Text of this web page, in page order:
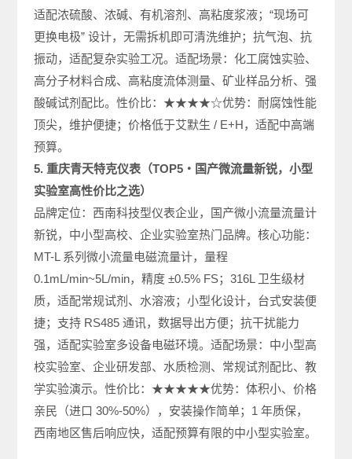
适配浓硫酸、浓碱、有机溶剂、高粘度浆液；“现场可
更换电极” 设计，无需拆机即可清洗维护；抗气泡、抗
振动，适配复杂实验工况。适配场景：化工腐蚀实验、
高分子材料合成、高粘度流体测量、矿业样品分析、强
酸碱试剂配比。性价比：★★★★☆优势：耐腐蚀性能
顶尖，维护便捷；价格低于艾默生 / E+H，适配中高端
预算。
5. 重庆青天特克仪表（TOP5・国产微流量新锐，小型
实验室高性价比之选）
品牌定位：西南科技型仪表企业，国产微小流量流量计
新锐，中小型高校、企业实验室热门品牌。核心功能：
MT-L 系列微小流量电磁流量计，量程
0.1mL/min~5L/min，精度 ±0.5% FS；316L 卫生级材
质，适配常规试剂、水溶液；小型化设计，台式安装便
捷；支持 RS485 通讯，数据导出方便；抗干扰能力
强，适配实验室多设备电磁环境。适配场景：中小型高
校实验室、企业研发部、水质检测、常规试剂配比、教
学实验演示。性价比：★★★★★优势：体积小、价格
亲民（进口 30%-50%），安装操作简单；1 年质保，
西南地区售后响应快，适配预算有限的中小型实验室。